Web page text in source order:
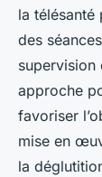
la télésanté
des
supervision
approche
favoriser
mise en
la